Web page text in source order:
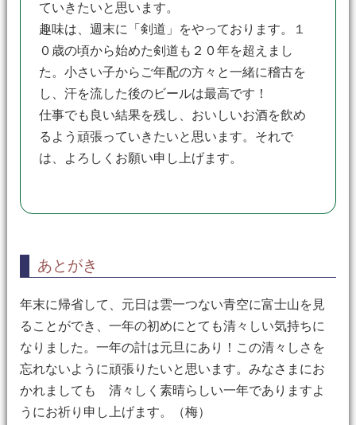
ていきたいと思います。
趣味は、週末に「剣道」をやっております。１
０歳の頃から始めた剣道も２０年を超えまし
た。小さい子からご年配の方々と一緒に稽古を
し、汗を流した後のビールは最高です！
仕事でも良い結果を残し、おいしいお酒を飲め
るよう頑張っていきたいと思います。それで
は、よろしくお願い申し上げます。
あとがき
年末に帰省して、元日は雲一つない青空に富士山を見
ることができ、一年の初めにとても清々しい気持ちに
なりました。一年の計は元旦にあり！この清々しさを
忘れないように頑張りたいと思います。みなさまにお
かれましても 清々しく素晴らしい一年でありますよ
うにお祈り申し上げます。（梅）